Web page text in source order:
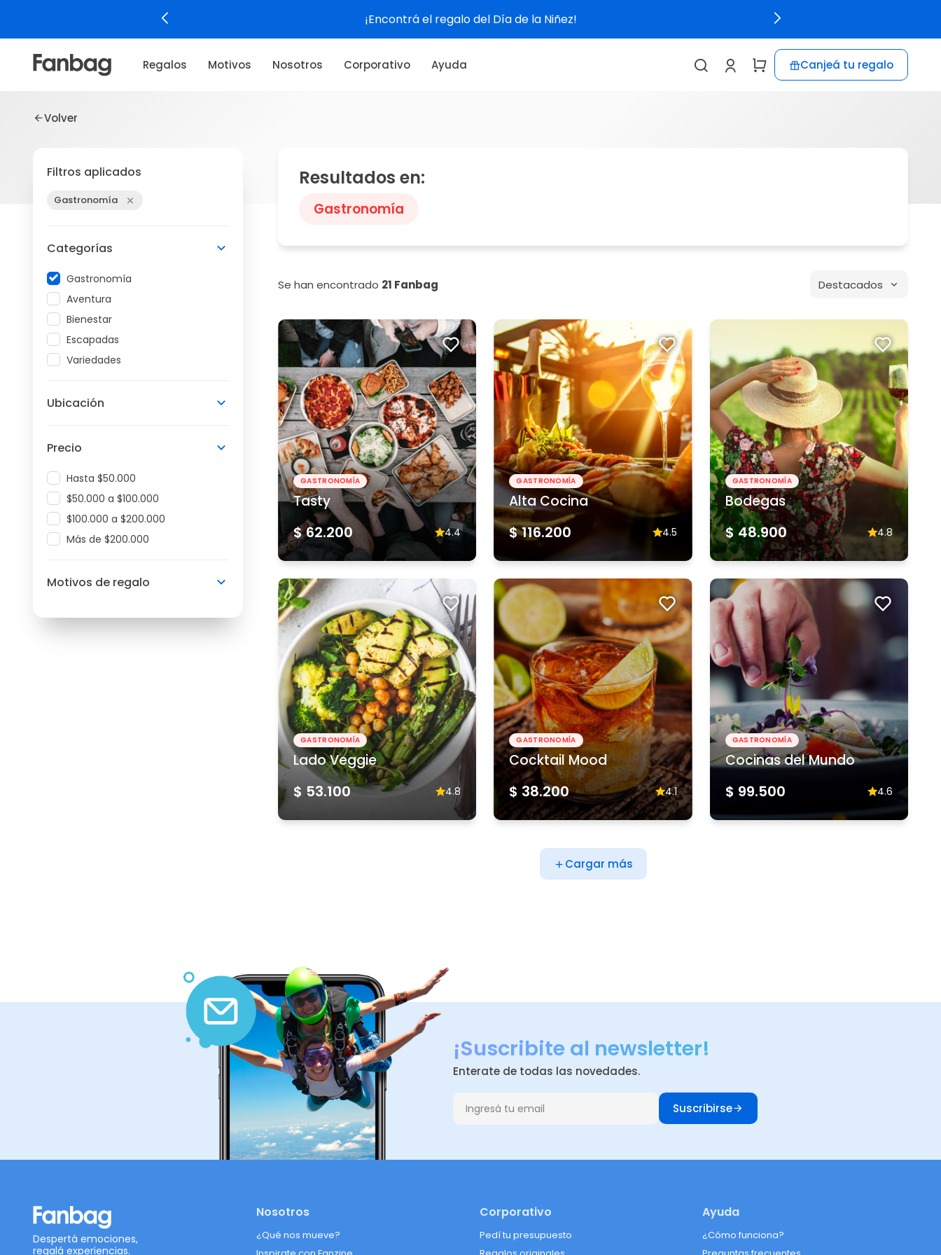
¡Encontrá el regalo del Día de la Niñez!
Regalos Motivos Nosotros Corporativo Ayuda Canjeá tu regalo
Volver
Filtros aplicados
Gastronomía
Categorías
Gastronomía
Aventura
Bienestar
Escapadas
Variedades
Ubicación
Precio
Hasta $50.000
$50.000 a $100.000
$100.000 a $200.000
Más de $200.000
Motivos de regalo
Resultados en:
Gastronomía
Se han encontrado 21 Fanbag Destacados
GASTRONOMÍA
Tasty
$ 62.200 4.4
GASTRONOMÍA
Alta Cocina
$ 116.200 4.5
GASTRONOMÍA
Bodegas
$ 48.900 4.8
GASTRONOMÍA
Lado Veggie
$ 53.100 4.8
GASTRONOMÍA
Cocktail Mood
$ 38.200 4.1
GASTRONOMÍA
Cocinas del Mundo
$ 99.500 4.6
Cargar más
¡Suscribite al newsletter!
Enterate de todas las novedades.
Suscribirse
Despertá emociones,
regalá experiencias.
Nosotros
¿Qué nos mueve?
Corporativo
Pedí tu presupuesto
Ayuda
¿Cómo funciona?